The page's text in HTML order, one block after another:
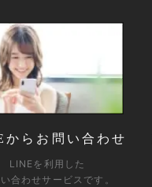
らお問い合わせ
LINEを利用した
合わせサービスです。